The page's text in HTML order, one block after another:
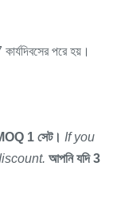
পরে হয়।
1 সেট। If you
আপনি যদি 3